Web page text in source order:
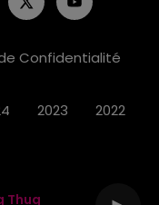
Thug
Confidentialité
2023 2022